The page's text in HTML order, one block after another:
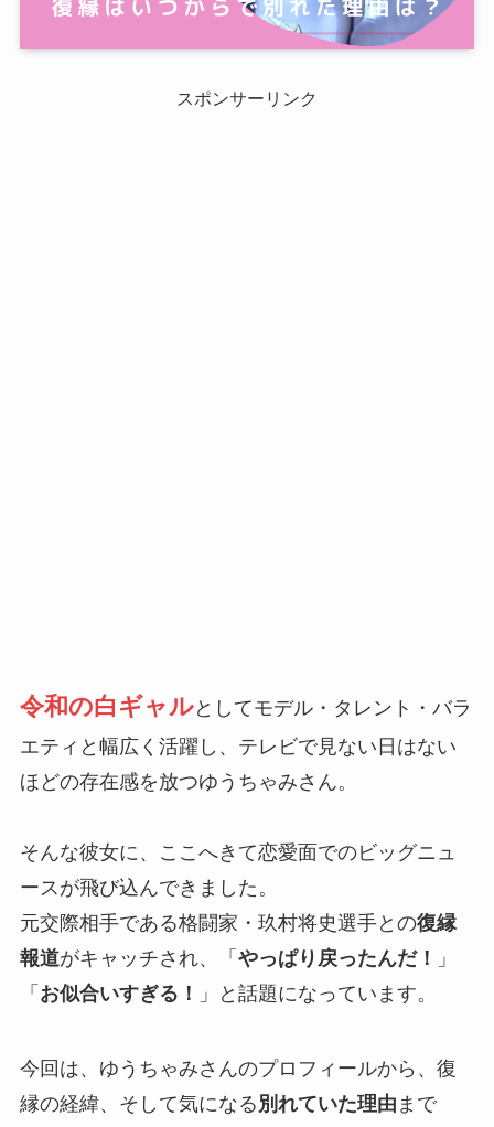
スポンサーリンク
令和の白ギャルとしてモデル・タレント・バラ
エティと幅広く活躍し、テレビで見ない日はない
ほどの存在感を放つゆうちゃみさん。
そんな彼女に、ここへきて恋愛面でのビッグニュ
ースが飛び込んできました。
元交際相手である格闘家・玖村将史選手との復縁
報道がキャッチされ、「 やっぱり戻ったんだ！
」
「 お似合いすぎる！ 」と話題になっています。
今回は、ゆうちゃみさんのプロフィールから、復
縁の経緯、そして気になる 別れていた理由 まで